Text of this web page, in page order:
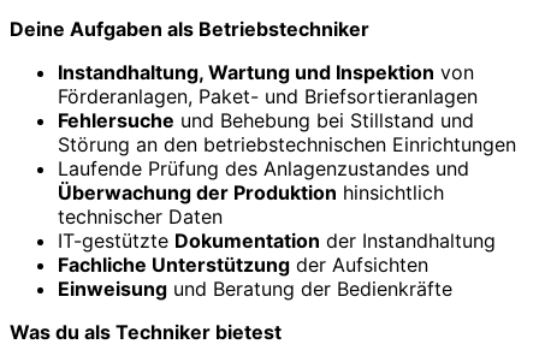
Deine Aufgaben als Betriebstechniker
Instandhaltung, Wartung und Inspektion von
Förderanlagen, Paket- und Briefsortieranlagen
Fehlersuche und Behebung bei Stillstand und
Störung an den betriebstechnischen Einrichtungen
Laufende Prüfung des Anlagenzustandes und
Überwachung der Produktion hinsichtlich
technischer Daten
IT-gestützte Dokumentation der Instandhaltung
Fachliche Unterstützung der Aufsichten
Einweisung und Beratung der Bedienkräfte
Was du als Techniker bietest